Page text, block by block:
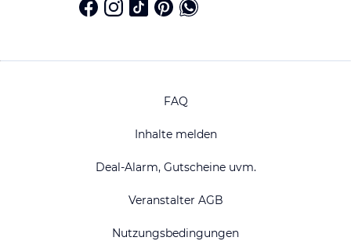
FAQ
Inhalte melden
Deal-Alarm, Gutscheine uvm.
Veranstalter AGB
Nutzungsbedingungen